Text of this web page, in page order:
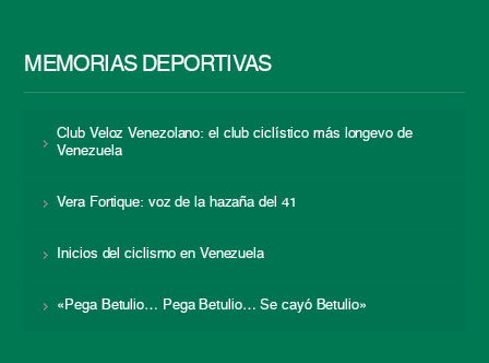
MEMORIAS DEPORTIVAS
Club Veloz Venezolano: el club ciclístico más longevo de
Venezuela
Vera Fortique: voz de la hazaña del 41
Inicios del ciclismo en Venezuela
«Pega Betulio… Pega Betulio… Se cayó Betulio»